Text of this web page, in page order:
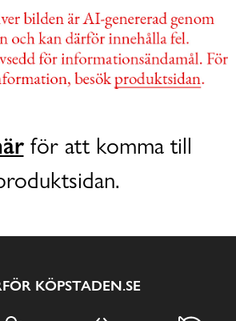
för att komma till
KÖPSTADEN.SE